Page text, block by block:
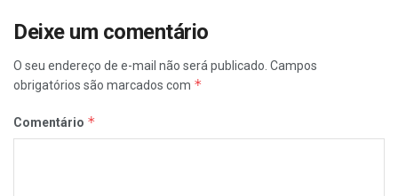
Deixe um comentário
O seu endereço de e-mail não será publicado. Campos
obrigatórios são marcados com *
Comentário *